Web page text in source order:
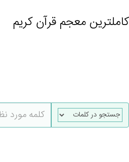
کاملترین معجم قرآن کریم